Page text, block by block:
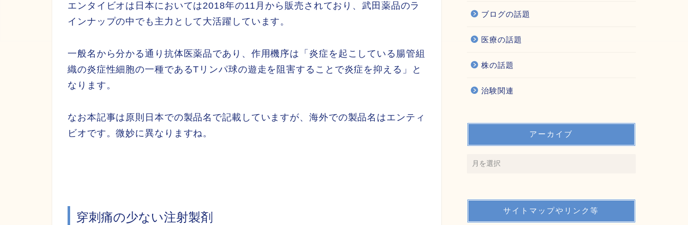
エンタイビオは日本においては2018年の11月から販売されており、武田薬品のラ
インナップの中でも主力として大活躍しています。
一般名から分かる通り抗体医薬品であり、作用機序は「炎症を起こしている腸管組
織の炎症性細胞の一種であるTリンパ球の遊走を阻害することで炎症を抑える」と
なります。
なお本記事は原則日本での製品名で記載していますが、海外での製品名はエンティ
ビオです。微妙に異なりますね。
穿刺痛の少ない注射製剤
ブログの話題
医療の話題
株の話題
治験関連
アーカイブ
サイトマップやリンク等